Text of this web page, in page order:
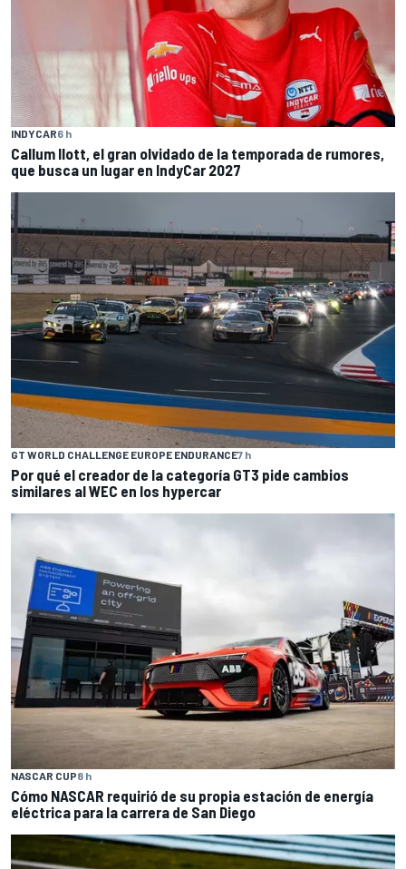
INDYCAR6 h
Callum Ilott, el gran olvidado de la temporada de rumores,
que busca un lugar en IndyCar 2027
GT WORLD CHALLENGE EUROPE ENDURANCE7 h
Por qué el creador de la categoría GT3 pide cambios
similares al WEC en los hypercar
NASCAR CUP8 h
Cómo NASCAR requirió de su propia estación de energía
eléctrica para la carrera de San Diego